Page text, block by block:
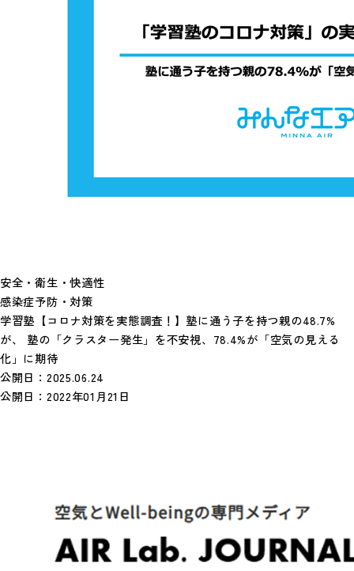
安全・衛生・快適性
感染症予防・対策
学習塾【コロナ対策を実態調査！】塾に通う子を持つ親の48.7%
が、 塾の「クラスター発生」を不安視、78.4%が「空気の見える
化」に期待
公開日： 2025.06.24
公開日： 2022年01月21日